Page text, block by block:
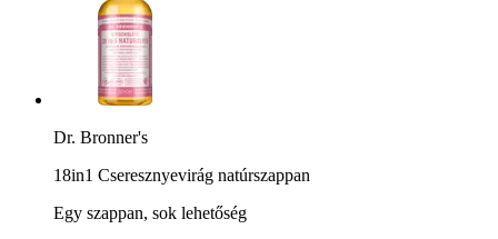
Dr. Bronner's
18in1 Cseresznyevirág natúrszappan
Egy szappan, sok lehetőség